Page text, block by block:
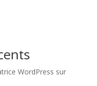
WordPress sur